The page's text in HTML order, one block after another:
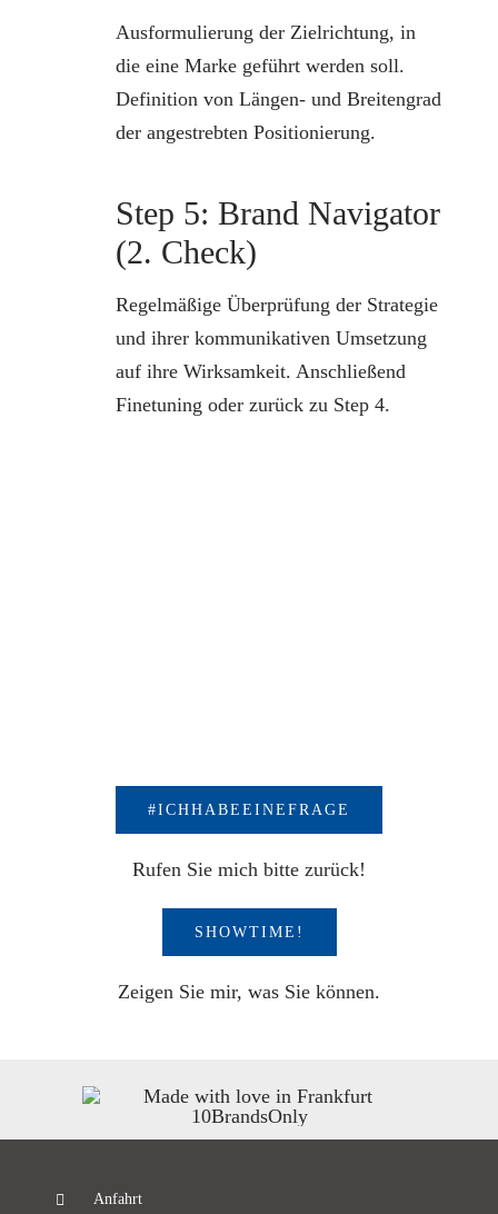
Ausformulierung der Zielrichtung, in
die eine Marke geführt werden soll.
Definition von Längen- und Breitengrad
der angestrebten Positionierung.
Step 5: Brand Navigator
(2. Check)
Regelmäßige Überprüfung der Strategie
und ihrer kommunikativen Umsetzung
auf ihre Wirksamkeit. Anschließend
Finetuning oder zurück zu Step 4.
#ICHHABEEINEFRAGE
Rufen Sie mich bitte zurück!
SHOWTIME!
Zeigen Sie mir, was Sie können.
Anfahrt